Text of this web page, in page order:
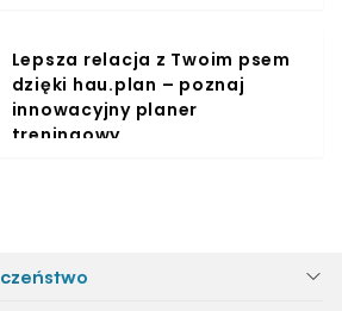
Lepsza relacja z Twoim psem
dzięki hau.plan – poznaj
innowacyjny planer
treningowy